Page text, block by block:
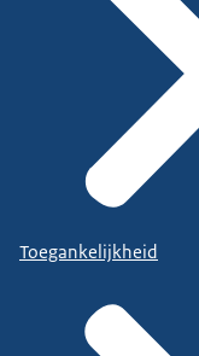
Toegankelijkheid